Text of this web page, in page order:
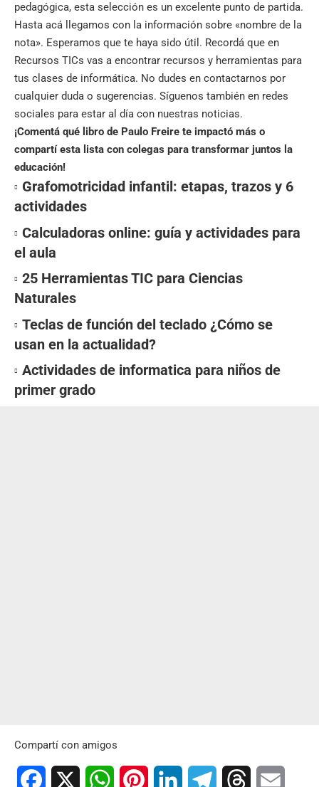
pedagógica, esta selección es un excelente punto de partida.
Hasta acá llegamos con la información sobre «nombre de la
nota». Esperamos que te haya sido útil. Recordá que en
Recursos TICs vas a encontrar recursos y herramientas para
tus clases de informática. No dudes en contactarnos por
cualquier duda o sugerencias. Síguenos también en redes
sociales para estar al día con nuestras noticias.
¡Comentá qué libro de Paulo Freire te impactó más o
compartí esta lista con colegas para transformar juntos la
educación!
Grafomotricidad infantil: etapas, trazos y 6
actividades
Calculadoras online: guía y actividades para
el aula
25 Herramientas TIC para Ciencias
Naturales
Teclas de función del teclado ¿Cómo se
usan en la actualidad?
Actividades de informatica para niños de
primer grado
Compartí con amigos
Facebook WhatsAppPinterest LinkedIn TelegramThreads